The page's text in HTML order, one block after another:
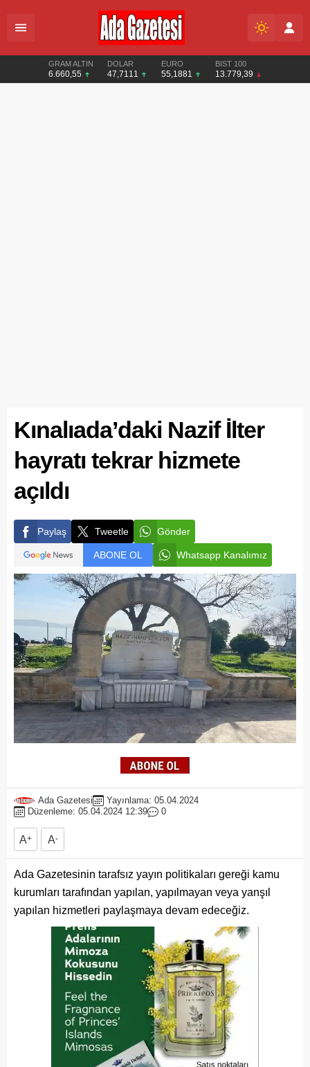
GRAM ALTIN
6.660,55
DOLAR
47,7111
EURO
55,1881
BIST 100
13.779,39
Kınalıada’daki Nazif İlter
hayratı tekrar hizmete
açıldı
Paylaş Tweetle Gönder
ABONE OL Whatsapp Kanalımız
Ada Gazetesi
Yayınlama: 05.04.2024
Düzenleme: 05.04.2024 12:39
0
A+ A-
Ada Gazetesinin tarafsız yayın politikaları gereği kamu
kurumları tarafından yapılan, yapılmayan veya yanşıl
yapılan hizmetleri paylaşmaya devam edeceğiz.